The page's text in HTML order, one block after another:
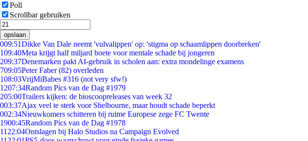
Poll
Scrollbar gebruiken
opslaan
009:51Dikke Van Dale neemt 'vulvalippen' op: 'stigma op schaamlippen doorbreken'
109:40Meta krijgt half miljard boete voor mentale schade bij jongeren
209:37Denemarken pakt AI-gebruik in scholen aan: extra mondelinge examens
709:05Peter Faber (82) overleden
108:03VrijMiBabes #316 (not very sfw!)
1207:34Random Pics van de Dag #1979
205:00Trailers kijken: de bioscoopreleases van week 32
003:37Ajax veel te sterk voor Shelbourne, maar houdt schade beperkt
002:34Nieuwkomers schitteren bij ruime Europese zege FC Twente
1900:45Random Pics van de Dag #1978
11 22:04Ontslagen bij Halo Studios na Campaign Evolved